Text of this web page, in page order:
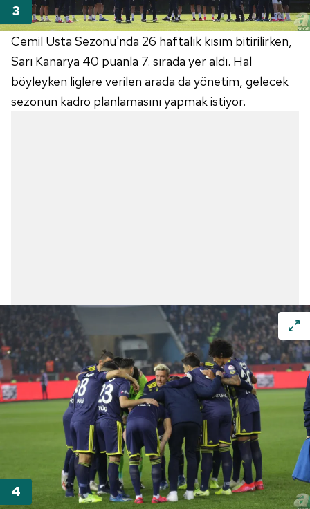
Cemil Usta Sezonu'nda 26 haftalık kısım bitirilirken,
Sarı Kanarya 40 puanla 7. sırada yer aldı. Hal
böyleyken liglere verilen arada da yönetim, gelecek
sezonun kadro planlamasını yapmak istiyor.